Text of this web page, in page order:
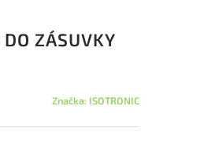
ZÁSUVKY
Značka: ISOTRONIC